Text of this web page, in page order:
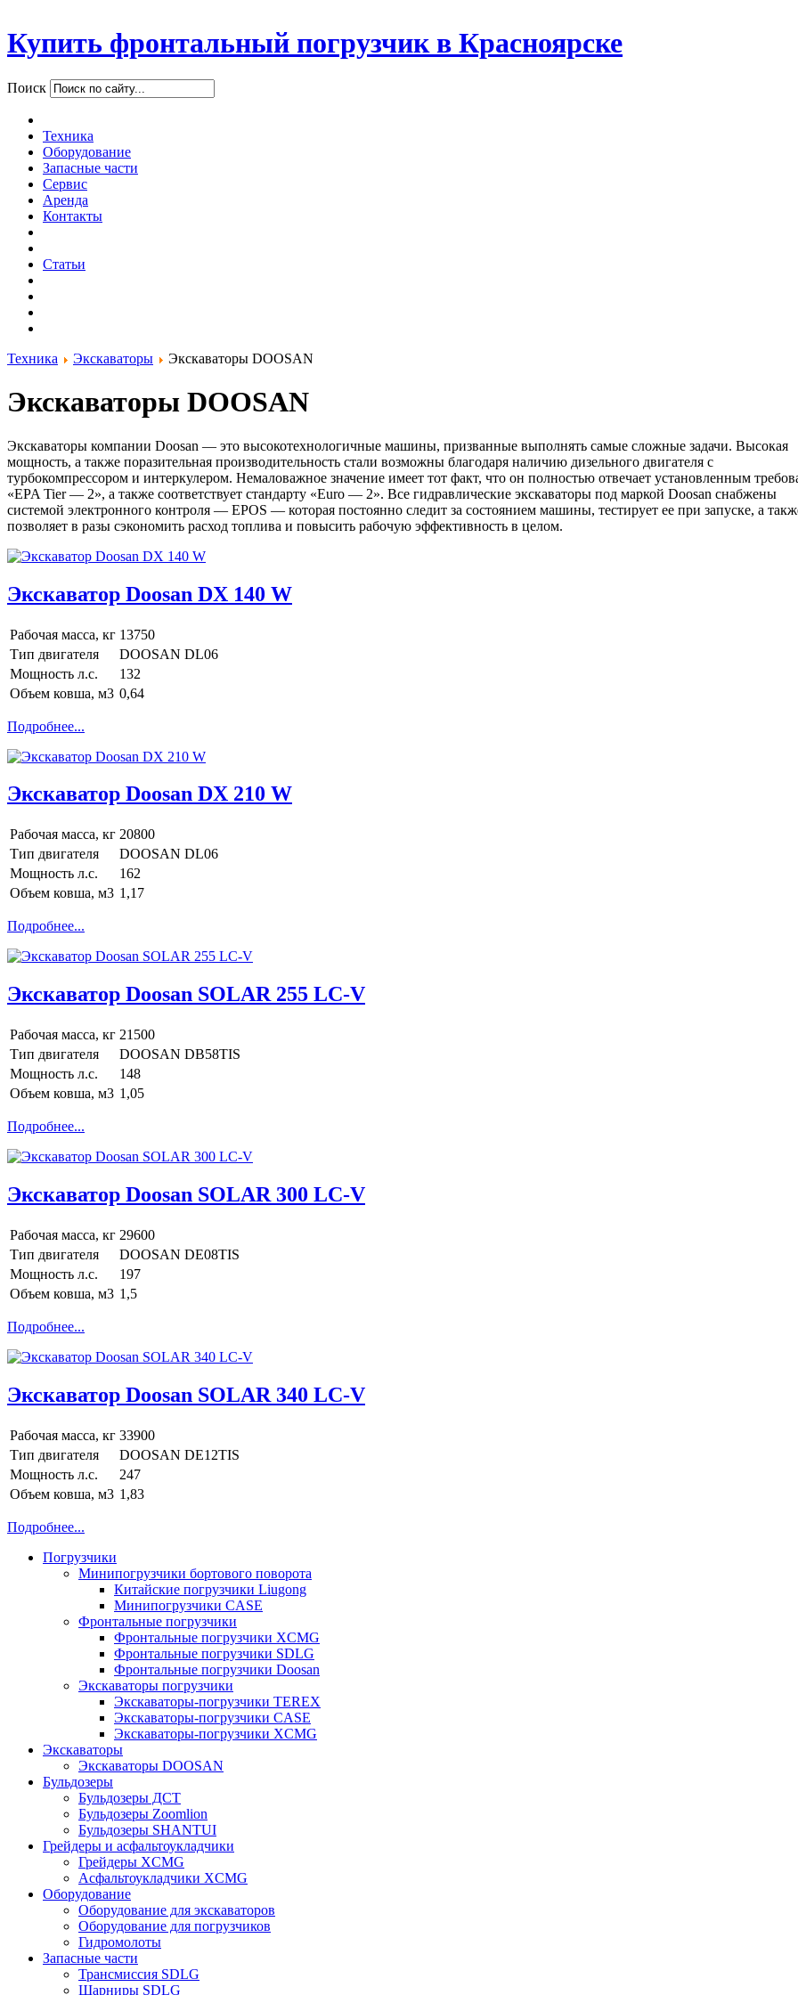
Купить фронтальный погрузчик в Красноярске
Поиск
Техника
Оборудование
Запасные части
Сервис
Аренда
Контакты
Статьи
Техника Экскаваторы Экскаваторы DOOSAN
Экскаваторы DOOSAN
Экскаваторы компании Doosan — это высокотехнологичные машины, призванные выполнять самые сложные задачи. Высокая
мощность, а также поразительная производительность стали возможны благодаря наличию дизельного двигателя с
турбокомпрессором и интеркулером. Немаловажное значение имеет тот факт, что он полностью отвечает установленным
«EPA Tier — 2», а также соответствует стандарту «Euro — 2». Все гидравлические экскаваторы под маркой Doosan снабжены
системой электронного контроля — EPOS — которая постоянно следит за состоянием машины, тестирует ее при запуске, а
позволяет в разы сэкономить расход топлива и повысить рабочую эффективность в целом.
Экскаватор Doosan DX 140 W
Рабочая масса, кг 13750
Тип двигателя
DOOSAN DL06
Мощность л.с.
132
Объем ковша, м3 0,64
Подробнее...
Экскаватор Doosan DX 210 W
Рабочая масса, кг 20800
Тип двигателя
DOOSAN DL06
Мощность л.с.
162
Объем ковша, м3 1,17
Подробнее...
Экскаватор Doosan SOLAR 255 LC-V
Рабочая масса, кг 21500
Тип двигателя
DOOSAN DB58TIS
Мощность л.с.
148
Объем ковша, м3 1,05
Подробнее...
Экскаватор Doosan SOLAR 300 LC-V
Рабочая масса, кг 29600
Тип двигателя
DOOSAN DE08TIS
Мощность л.с.
197
Объем ковша, м3 1,5
Подробнее...
Экскаватор Doosan SOLAR 340 LC-V
Рабочая масса, кг 33900
Тип двигателя
DOOSAN DE12TIS
Мощность л.с.
247
Объем ковша, м3 1,83
Подробнее...
Погрузчики
Минипогрузчики бортового поворота
Китайские погрузчики Liugong
Минипогрузчики CASE
Фронтальные погрузчики
Фронтальные погрузчики XCMG
Фронтальные погрузчики SDLG
Фронтальные погрузчики Doosan
Экскаваторы погрузчики
Экскаваторы-погрузчики TEREX
Экскаваторы-погрузчики CASE
Экскаваторы-погрузчики XCMG
Экскаваторы
Экскаваторы DOOSAN
Бульдозеры
Бульдозеры ДСТ
Бульдозеры Zoomlion
Бульдозеры SHANTUI
Грейдеры и асфальтоукладчики
Грейдеры XCMG
Асфальтоукладчики XCMG
Оборудование
Оборудование для экскаваторов
Оборудование для погрузчиков
Гидромолоты
Запасные части
Трансмиссия SDLG
Шарниры SDLG